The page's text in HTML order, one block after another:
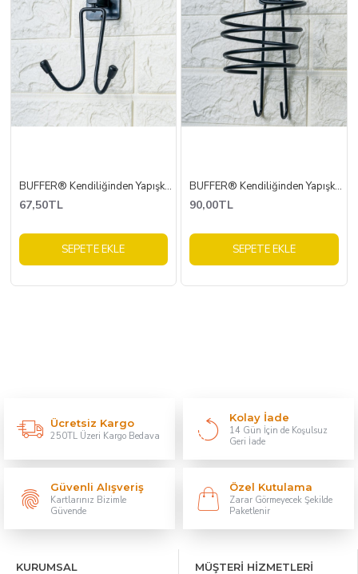
BUFFER® Kendiliğinden Yapışkanlı Siyah Paslanmaz Metal Bornoz ve Havlu Askılığı
67,50TL
SEPETE EKLE
BUFFER® Kendiliğinden Yapışkanlı Siyah Paslanmaz Metal Fön Makinesi Askısı Saç Kurutma Makinesi Tutacağı
90,00TL
SEPETE EKLE
Ücretsiz Kargo
250TL Üzeri Kargo Bedava
Kolay İade
14 Gün İçin de Koşulsuz
Geri İade
Güvenli Alışveriş
Kartlarınız Bizimle
Güvende
Özel Kutulama
Zarar Görmeyecek Şekilde
Paketlenir
KURUMSAL MÜŞTERİ HİZMETLERİ